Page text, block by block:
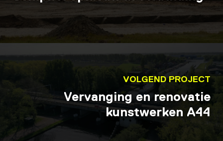
VOLGEND PROJECT
Vervanging en renovatie
kunstwerken A44